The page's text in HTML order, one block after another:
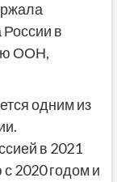
в
ООН,
одним из
в 2021
2020 годом и